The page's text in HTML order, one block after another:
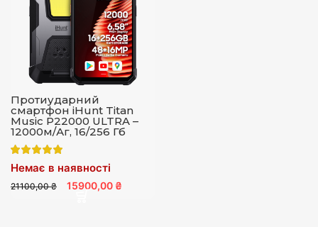
Протиударний
cмартфон iHunt Titan
Music P22000 ULTRA –
12000м/Аг, 16/256 Гб
Немає в наявності
21100,00 ₴ 15900,00 ₴